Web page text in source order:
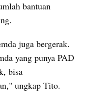
bantuan
juga bergerak.
yang punya PAD
bisa
ungkap Tito.